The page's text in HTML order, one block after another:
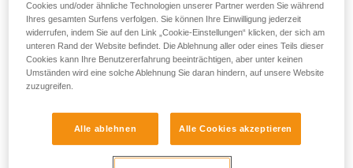
Der erste Reflex muss sein, sich an einer Eisschraube oder
einer anderen improvisierten Verankerung zu sichern, da das
Risiko, das Gleichgewicht zu verlieren oder beim Handling
der Ausrüstung abzurutschen, groß ist.
beim Anlegen seiner Steigeisen an, die ihm ein gewisses
Cookies und/oder ähnliche Technologien unserer Partner werden Sie während
Ihres gesamten Surfens verfolgen. Sie können Ihre Einwilligung jederzeit
widerrufen, indem Sie auf den Link „Cookie-Einstellungen“ klicken, der sich am
unteren Rand der Website befindet. Die Ablehnung aller oder eines Teils dieser
Cookies kann Ihre Benutzererfahrung beeinträchtigen, aber unter keinen
Umständen wird eine solche Ablehnung Sie daran hindern, auf unsere Website
zuzugreifen.
Alle ablehnen Alle Cookies akzeptieren